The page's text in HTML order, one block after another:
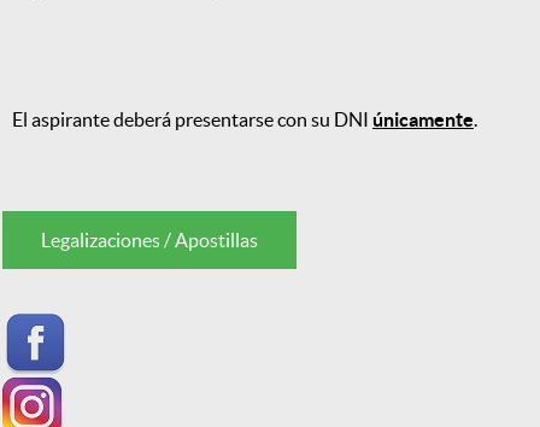
El aspirante deberá presentarse con su DNI únicamente.